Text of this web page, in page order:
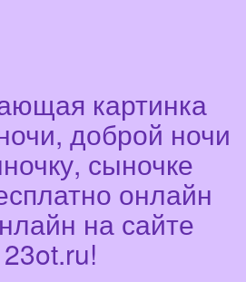
картинка
доброй ночи
сыночке
онлайн
на сайте